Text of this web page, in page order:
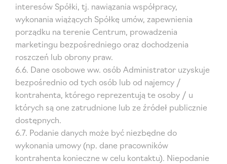
interesów Spółki, tj. nawiązania współpracy,
wykonania wiążących Spółkę umów, zapewnienia
porządku na terenie Centrum, prowadzenia
marketingu bezpośredniego oraz dochodzenia
roszczeń lub obrony praw.
6.6. Dane osobowe ww. osób Administrator uzyskuje
bezpośrednio od tych osób lub od najemcy /
kontrahenta, którego reprezentują te osoby / u
których są one zatrudnione lub ze źródeł publicznie
dostępnych.
6.7. Podanie danych może być niezbędne do
wykonania umowy (np. dane pracowników
kontrahenta konieczne w celu kontaktu). Niepodanie